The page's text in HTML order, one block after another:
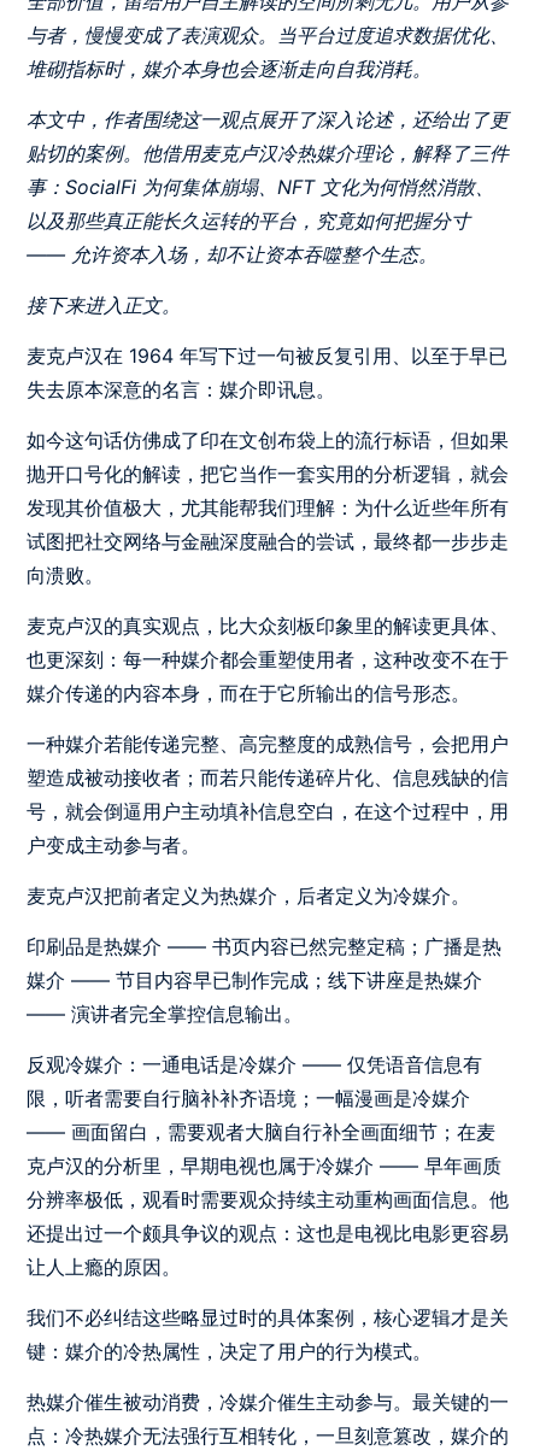
与者，慢慢变成了表演观众。当平台过度追求数据优化、
堆砌指标时，媒介本身也会逐渐走向自我消耗。
本文中，作者围绕这一观点展开了深入论述，还给出了更
贴切的案例。他借用麦克卢汉冷热媒介理论，解释了三件
事：SocialFi 为何集体崩塌、NFT 文化为何悄然消散、
以及那些真正能长久运转的平台，究竟如何把握分寸
—— 允许资本入场，却不让资本吞噬整个生态。
接下来进入正文。
麦克卢汉在 1964 年写下过一句被反复引用、以至于早已
失去原本深意的名言：媒介即讯息。
如今这句话仿佛成了印在文创布袋上的流行标语，但如果
抛开口号化的解读，把它当作一套实用的分析逻辑，就会
发现其价值极大，尤其能帮我们理解：为什么近些年所有
试图把社交网络与金融深度融合的尝试，最终都一步步走
向溃败。
麦克卢汉的真实观点，比大众刻板印象里的解读更具体、
也更深刻：每一种媒介都会重塑使用者，这种改变不在于
媒介传递的内容本身，而在于它所输出的信号形态。
一种媒介若能传递完整、高完整度的成熟信号，会把用户
塑造成被动接收者；而若只能传递碎片化、信息残缺的信
号，就会倒逼用户主动填补信息空白，在这个过程中，用
户变成主动参与者。
麦克卢汉把前者定义为热媒介，后者定义为冷媒介。
印刷品是热媒介 —— 书页内容已然完整定稿；广播是热
媒介 —— 节目内容早已制作完成；线下讲座是热媒介
—— 演讲者完全掌控信息输出。
反观冷媒介：一通电话是冷媒介 —— 仅凭语音信息有
限，听者需要自行脑补补齐语境；一幅漫画是冷媒介
—— 画面留白，需要观者大脑自行补全画面细节；在麦
克卢汉的分析里，早期电视也属于冷媒介 —— 早年画质
分辨率极低，观看时需要观众持续主动重构画面信息。他
还提出过一个颇具争议的观点：这也是电视比电影更容易
让人上瘾的原因。
我们不必纠结这些略显过时的具体案例，核心逻辑才是关
键：媒介的冷热属性，决定了用户的行为模式。
热媒介催生被动消费，冷媒介催生主动参与。最关键的一
点：冷热媒介无法强行互相转化，一旦刻意篡改，媒介的